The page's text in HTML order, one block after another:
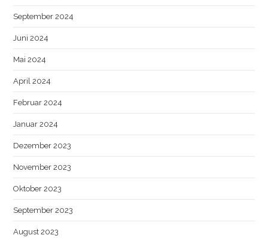
September 2024
Juni 2024
Mai 2024
April 2024
Februar 2024
Januar 2024
Dezember 2023
November 2023
Oktober 2023
September 2023
August 2023